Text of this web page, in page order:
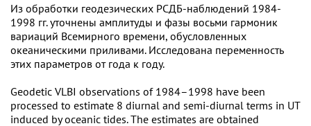
Из обработки геодезических РСДБ-наблюдений 1984-
1998 гг. уточнены амплитуды и фазы восьми гармоник
вариаций Всемирного времени, обусловленных
океаническими приливами. Исследована переменность
этих параметров от года к году.
Geodetic VLBI observations of 1984–1998 have been
processed to estimate 8 diurnal and semi-diurnal terms in UT
induced by oceanic tides. The estimates are obtained